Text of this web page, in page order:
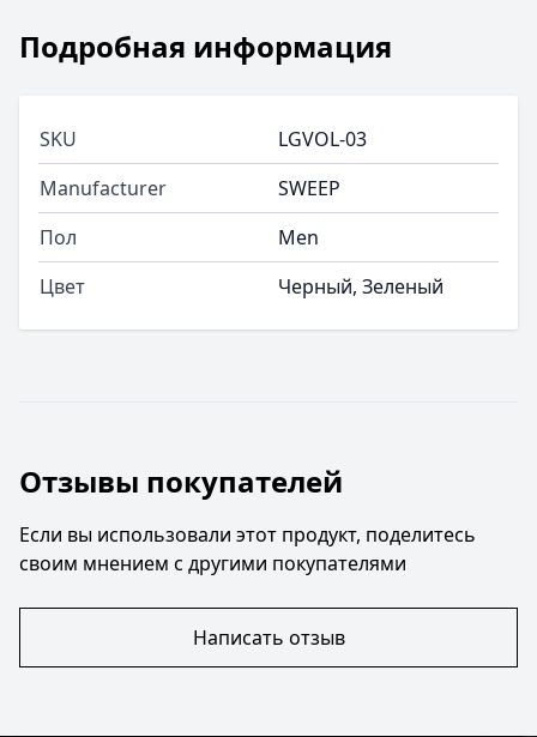
Подробная информация
SKU
LGVOL-03
Manufacturer
SWEEP
Пол
Men
Цвет
Черный, Зеленый
Отзывы покупателей
Если вы использовали этот продукт, поделитесь
своим мнением с другими покупателями
Написать отзыв